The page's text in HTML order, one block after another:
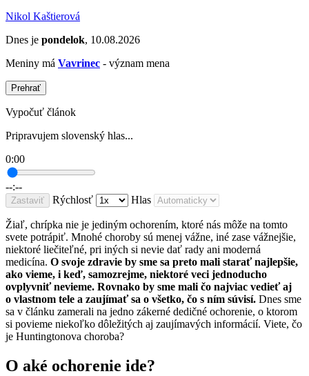
Nikol Kaštierová
Dnes je pondelok, 10.08.2026
Meniny má Vavrinec - význam mena
Prehrať
Vypočuť článok
Pripravujem slovenský hlas...
0:00
--:--
Zastaviť Rýchlosť Hlas
Žiaľ, chrípka nie je jediným ochorením, ktoré nás môže na tomto
svete potrápiť. Mnohé choroby sú menej vážne, iné zase vážnejšie,
niektoré liečiteľné, pri iných si nevie dať rady ani moderná
medicína. O svoje zdravie by sme sa preto mali starať najlepšie,
ako vieme, i keď, samozrejme, niektoré veci jednoducho
ovplyvniť nevieme. Rovnako by sme mali čo najviac vedieť aj
o vlastnom tele a zaujímať sa o všetko, čo s ním súvisí. Dnes sme
sa v článku zamerali na jedno zákerné dedičné ochorenie, o ktorom
si povieme niekoľko dôležitých aj zaujímavých informácií. Viete, čo
je Huntingtonova choroba?
O aké ochorenie ide?